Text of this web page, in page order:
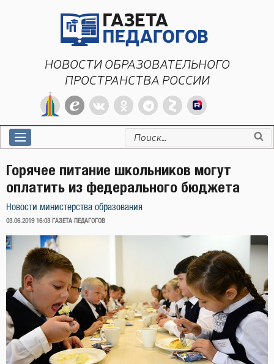
НОВОСТИ ОБРАЗОВАТЕЛЬНОГО
ПРОСТРАНСТВА РОССИИ
Искать:
Горячее питание школьников могут
оплатить из федерального бюджета
Новости министерства образования
ОПУБЛИКОВАНО
03.06.2019 16:03 ГАЗЕТА ПЕДАГОГОВ